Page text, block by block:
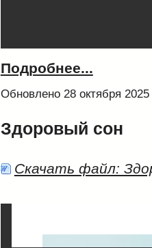
Подробнее...
Обновлено 28 октября 2025
Здоровый сон
Скачать файл: